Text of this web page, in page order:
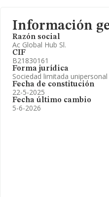
Información
Razón social
Ac Global Hub Sl.
CIF
B21830161
Forma jurídica
Sociedad limitada unipersonal
Fecha de constitución
22-5-2025
Fecha último cambio
5-6-2026